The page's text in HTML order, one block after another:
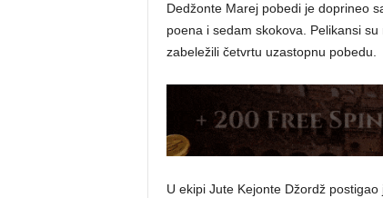
Dedžonte Marej pobedi je doprineo
poena i sedam skokova. Pelikansi
zabeležili četvrtu uzastopnu pobedu.
U ekipi Jute Kejonte Džordž